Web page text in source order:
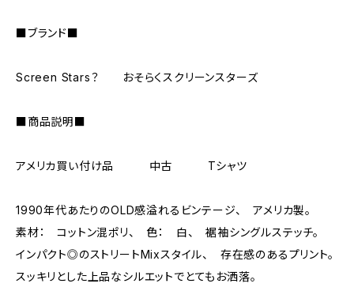
■ブランド■
Screen Stars？ おそらくスクリーンスターズ
■商品説明■
アメリカ買い付け品 中古 Tシャツ
1990年代あたりのOLD感溢れるビンテージ、 アメリカ製。
素材： コットン混ポリ、 色： 白、 裾袖シングルステッチ。
インパクト◎のストリートMixスタイル、 存在感のあるプリント。
スッキリとした上品なシルエットでとてもお洒落。